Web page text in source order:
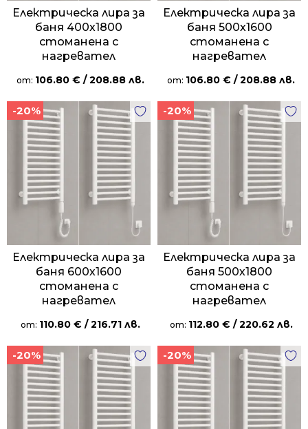
Електрическа лира за
баня 400х1800
стоманена с
нагревател
от: 106.80 € / 208.88 лв.
Електрическа лира за
баня 500х1600
стоманена с
нагревател
от: 106.80 € / 208.88 лв.
-20%
Електрическа лира за
баня 600х1600
стоманена с
нагревател
от: 110.80 € / 216.71 лв.
-20%
Електрическа лира за
баня 500х1800
стоманена с
нагревател
от: 112.80 € / 220.62 лв.
-20% -20%